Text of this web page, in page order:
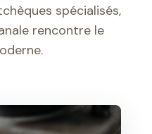
spécialisés,
rencontre le